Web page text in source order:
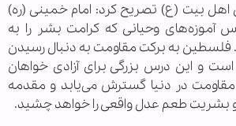
بیت (ع) تصریح کرد: امام خمینی (ره)
آموزه‌های وحیانی که کرامت بشر را به
فلسطین به برکت مقاومت به دنبال رسیدن
و این درس بزرگی برای آزادی خواهان
در دنیا گسترش می‌یابد و مقدمه
طعم عدل واقعی را خواهد چشید.